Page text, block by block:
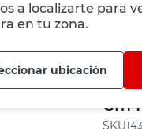
a localizarte para
en tu zona.
ubicación
Cm
: